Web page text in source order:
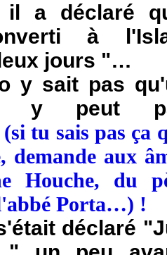
il a déclaré
à
jours "…
y sait pas
y peut
(si tu sais pas ça
demande aux
Houche, du
Porta…) !
déclaré